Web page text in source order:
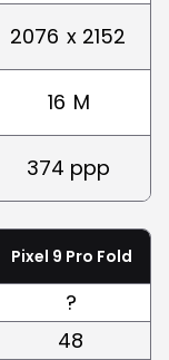
2076 x 2152
16 M
374 ppp
Pixel 9 Pro Fold
?
48